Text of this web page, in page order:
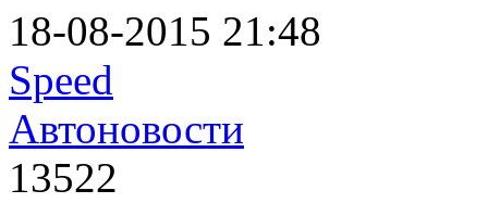
18-08-2015 21:48
Speed
Автоновости
13522